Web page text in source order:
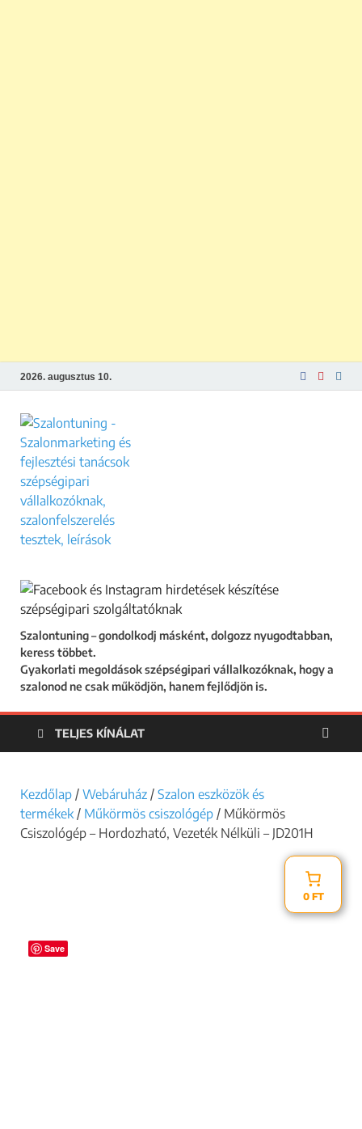
2026. augusztus 10.
Szalontuning – gondolkodj másként, dolgozz nyugodtabban,
keress többet.
Gyakorlati megoldások szépségipari vállalkozóknak, hogy a
szalonod ne csak működjön, hanem fejlődjön is.
TELJES KÍNÁLAT
Kezdőlap / Webáruház / Szalon eszközök és
termékek/ Műkörmös csiszológép / Műkörmös
Csiszológép – Hordozható, Vezeték Nélküli – JD201H
0 FT
Save